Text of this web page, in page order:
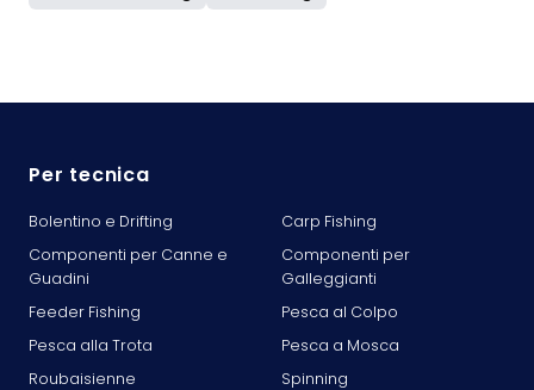
Per tecnica
Bolentino e Drifting
Carp Fishing
Componenti per Canne e
Guadini
Componenti per
Galleggianti
Feeder Fishing
Pesca al Colpo
Pesca alla Trota
Pesca a Mosca
Roubaisienne
Spinning